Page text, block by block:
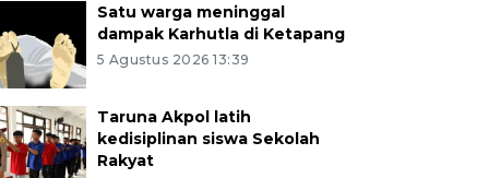
Satu warga meninggal
dampak Karhutla di Ketapang
5 Agustus 2026 13:39
Taruna Akpol latih
kedisiplinan siswa Sekolah
Rakyat